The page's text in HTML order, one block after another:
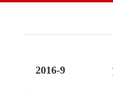
2016-9